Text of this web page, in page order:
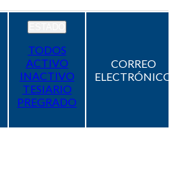
TODOS
ACTIVO
INACTIVO
TESIARIO
PREGRADO
CORREO
ELECTRÓNICO